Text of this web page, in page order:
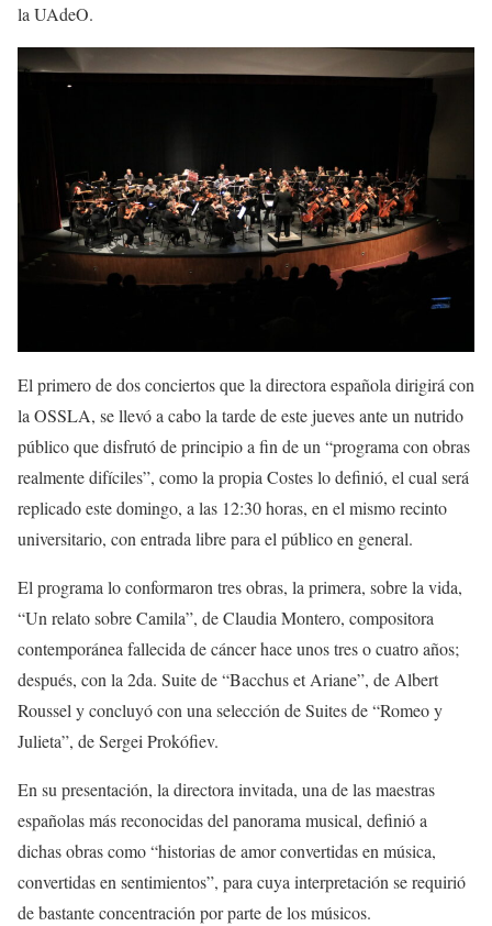
la UAdeO.
El primero de dos conciertos que la directora española dirigirá con
la OSSLA, se llevó a cabo la tarde de este jueves ante un nutrido
público que disfrutó de principio a fin de un “programa con obras
realmente difíciles”, como la propia Costes lo definió, el cual será
replicado este domingo, a las 12:30 horas, en el mismo recinto
universitario, con entrada libre para el público en general.
El programa lo conformaron tres obras, la primera, sobre la vida,
“Un relato sobre Camila”, de Claudia Montero, compositora
contemporánea fallecida de cáncer hace unos tres o cuatro años;
después, con la 2da. Suite de “Bacchus et Ariane”, de Albert
Roussel y concluyó con una selección de Suites de “Romeo y
Julieta”, de Sergei Prokófiev.
En su presentación, la directora invitada, una de las maestras
españolas más reconocidas del panorama musical, definió a
dichas obras como “historias de amor convertidas en música,
convertidas en sentimientos”, para cuya interpretación se requirió
de bastante concentración por parte de los músicos.